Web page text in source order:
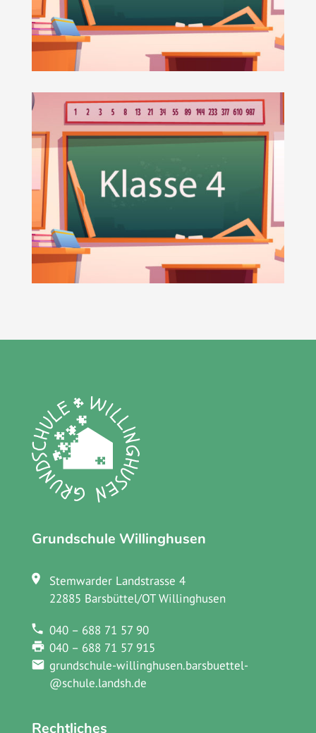
Grundschule Willinghusen
Stemwarder Landstrasse 4
22885 Barsbüttel/OT Willinghusen
040 – 688 71 57 90
040 – 688 71 57 915
grundschule-willinghusen.barsbuettel­
@schule.landsh.de
Rechtliches